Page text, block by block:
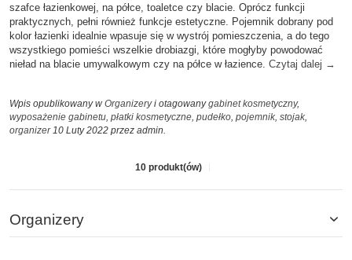
szafce łazienkowej, na półce, toaletce czy blacie. Oprócz funkcji
praktycznych, pełni również funkcje estetyczne. Pojemnik dobrany pod
kolor łazienki idealnie wpasuje się w wystrój pomieszczenia, a do tego
wszystkiego pomieści wszelkie drobiazgi, które mogłyby powodować
nieład na blacie umywalkowym czy na półce w łazience. Czytaj dalej →
Wpis opublikowany w Organizeryi otagowanygabinet kosmetyczny,
wyposażenie gabinetu płatki kosmetyczne pudełko pojemnik stojak
organizer10 Luty 2022 przez admin
10 produkt(ów)
Organizery